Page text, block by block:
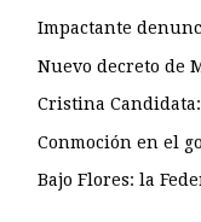
Impactante
Nuevo decreto de
Cristina
Conmoción en el
Bajo Flores: la